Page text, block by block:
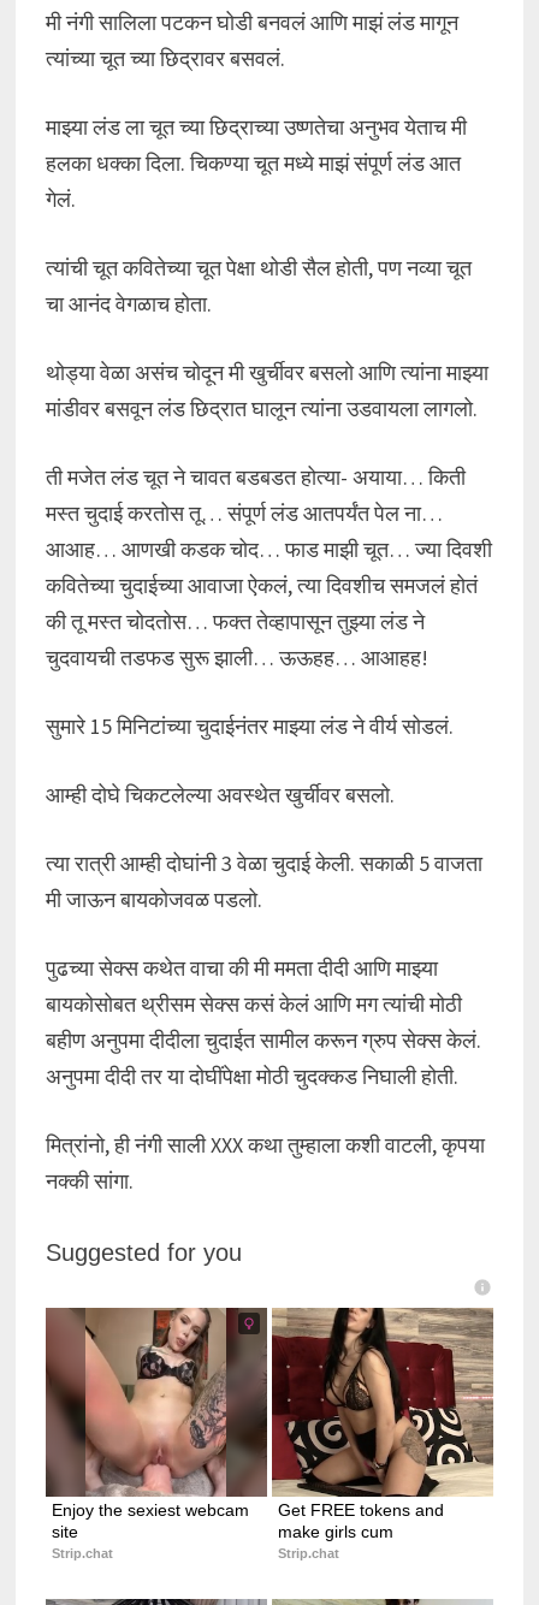
मी नंगी सालिला पटकन घोडी बनवलं आणि माझं लंड मागून
त्यांच्या चूत च्या छिद्रावर बसवलं.
माझ्या लंड ला चूत च्या छिद्राच्या उष्णतेचा अनुभव येताच मी
हलका धक्का दिला. चिकण्या चूत मध्ये माझं संपूर्ण लंड आत
गेलं.
त्यांची चूत कवितेच्या चूत पेक्षा थोडी सैल होती, पण नव्या चूत
चा आनंद वेगळाच होता.
थोड्या वेळा असंच चोदून मी खुर्चीवर बसलो आणि त्यांना माझ्या
मांडीवर बसवून लंड छिद्रात घालून त्यांना उडवायला लागलो.
ती मजेत लंड चूत ने चावत बडबडत होत्या- अयाया… किती
मस्त चुदाई करतोस तू… संपूर्ण लंड आतपर्यंत पेल ना…
आआह… आणखी कडक चोद… फाड माझी चूत… ज्या दिवशी
कवितेच्या चुदाईच्या आवाजा ऐकलं, त्या दिवशीच समजलं होतं
की तू मस्त चोदतोस… फक्त तेव्हापासून तुझ्या लंड ने
चुदवायची तडफड सुरू झाली… ऊऊहह… आआहह!
सुमारे 15 मिनिटांच्या चुदाईनंतर माझ्या लंड ने वीर्य सोडलं.
आम्ही दोघे चिकटलेल्या अवस्थेत खुर्चीवर बसलो.
त्या रात्री आम्ही दोघांनी 3 वेळा चुदाई केली. सकाळी 5 वाजता
मी जाऊन बायकोजवळ पडलो.
पुढच्या सेक्स कथेत वाचा की मी ममता दीदी आणि माझ्या
बायकोसोबत थ्रीसम सेक्स कसं केलं आणि मग त्यांची मोठी
बहीण अनुपमा दीदीला चुदाईत सामील करून ग्रुप सेक्स केलं.
अनुपमा दीदी तर या दोघींपेक्षा मोठी चुदक्कड निघाली होती.
मित्रांनो, ही नंगी साली XXX कथा तुम्हाला कशी वाटली, कृपया
नक्की सांगा.
Suggested for you
Enjoy the sexiest webcam
site
Strip.chat
Get FREE tokens and
make girls cum
Strip.chat